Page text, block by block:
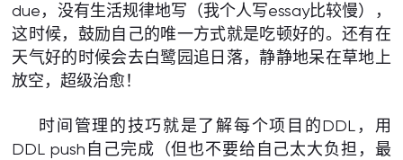
due，没有生活规律地写（我个人写essay比较慢），
这时候，鼓励自己的唯一方式就是吃顿好的。还有在
天气好的时候会去白鹭园追日落，静静地呆在草地上
放空，超级治愈！
时间管理的技巧就是了解每个项目的DDL，用
DDL push自己完成（但也不要给自己太大负担，最